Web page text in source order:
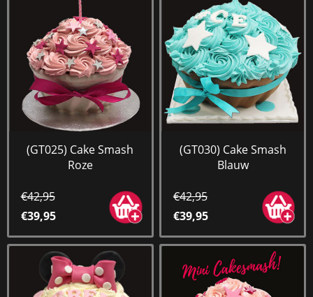
(GT025) Cake Smash
Roze
€42,95
€39,95
(GT030) Cake Smash
Blauw
€42,95
€39,95